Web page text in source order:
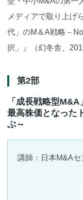
メディアで取り上げ
代」のM＆A戦略－
択」』（幻冬舎、
第2部
「成長戦略型
最高株価となった
ぶ～
講師：日本M&A